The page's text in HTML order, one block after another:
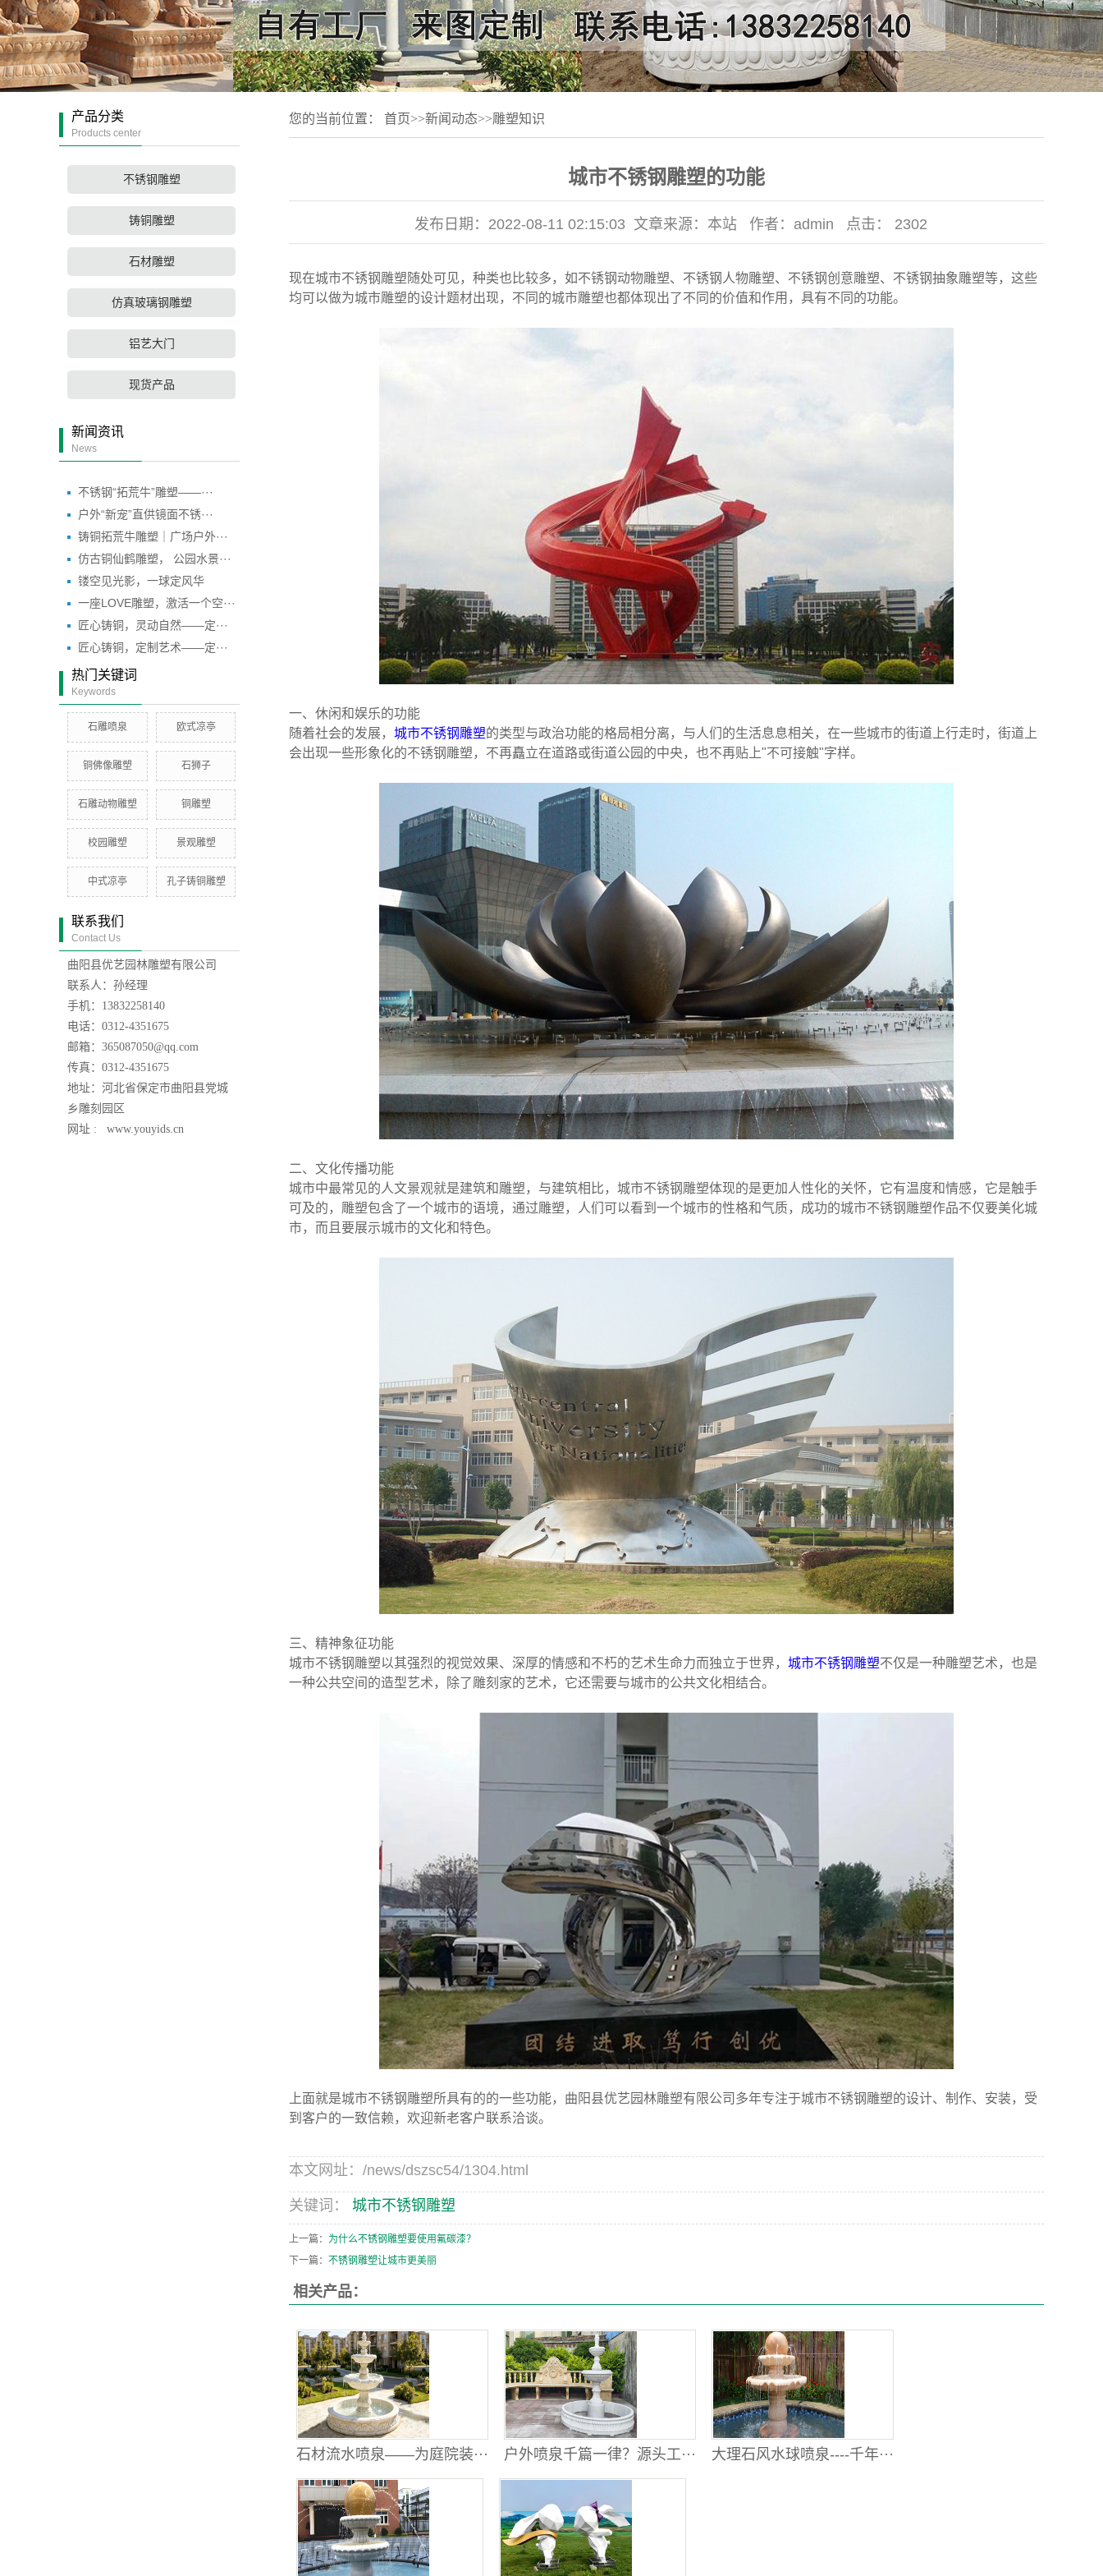
产品分类
Products center
不锈钢雕塑
铸铜雕塑
石材雕塑
仿真玻璃钢雕塑
铝艺大门
现货产品
新闻资讯
News
不锈钢“拓荒牛”雕塑——···
户外“新宠”直供镜面不锈···
铸铜拓荒牛雕塑｜广场户外···
仿古铜仙鹤雕塑， 公园水景···
镂空见光影，一球定风华
一座LOVE雕塑，激活一个空···
匠心铸铜，灵动自然——定···
匠心铸铜，定制艺术——定···
热门关键词
Keywords
石雕喷泉 欧式凉亭
铜佛像雕塑 石狮子
石雕动物雕塑 铜雕塑
校园雕塑 景观雕塑
中式凉亭 孔子铸铜雕塑
联系我们
Contact Us
曲阳县优艺园林雕塑有限公司
联系人：孙经理
手机：13832258140
电话：0312-4351675
邮箱：365087050@qq.com
传真：0312-4351675
地址：河北省保定市曲阳县党城
乡雕刻园区
网址 : www.youyids.cn
您的当前位置： 首页>>新闻动态>>雕塑知识
城市不锈钢雕塑的功能
发布日期： 2022-08-11 02:15:03 文章来源： 本站 作者： admin 点击： 2302
现在城市不锈钢雕塑随处可见，种类也比较多，如不锈钢动物雕塑、不锈钢人物雕塑、不锈钢创意雕塑、不锈钢抽象雕塑等，这些
均可以做为城市雕塑的设计题材出现，不同的城市雕塑也都体现出了不同的价值和作用，具有不同的功能。
一、休闲和娱乐的功能
随着社会的发展， 城市不锈钢雕塑的类型与政治功能的格局相分离，与人们的生活息息相关，在一些城市的街道上行走时，街道上
会出现一些形象化的不锈钢雕塑，不再矗立在道路或街道公园的中央，也不再贴上"不可接触"字样。
二、文化传播功能
城市中最常见的人文景观就是建筑和雕塑，与建筑相比，城市不锈钢雕塑体现的是更加人性化的关怀，它有温度和情感，它是触手
可及的，雕塑包含了一个城市的语境，通过雕塑，人们可以看到一个城市的性格和气质，成功的城市不锈钢雕塑作品不仅要美化城
市，而且要展示城市的文化和特色。
三、精神象征功能
城市不锈钢雕塑以其强烈的视觉效果、深厚的情感和不朽的艺术生命力而独立于世界， 城市不锈钢雕塑不仅是一种雕塑艺术，也是
一种公共空间的造型艺术，除了雕刻家的艺术，它还需要与城市的公共文化相结合。
上面就是城市不锈钢雕塑所具有的的一些功能，曲阳县优艺园林雕塑有限公司多年专注于城市不锈钢雕塑的设计、制作、安装，受
到客户的一致信赖，欢迎新老客户联系洽谈。
本文网址：/news/dszsc54/1304.html
关键词： 城市不锈钢雕塑
上一篇： 为什么不锈钢雕塑要使用氟碳漆？
下一篇： 不锈钢雕塑让城市更美丽
相关产品：
石材流水喷泉——为庭院装··· 户外喷泉千篇一律？源头工··· 大理石风水球喷泉----千年···